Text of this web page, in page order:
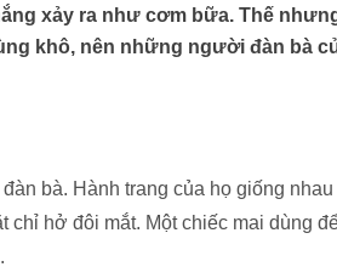
xảy ra như cơm bữa. Thế
khô, nên những người đàn bà
bà. Hành trang của họ giống
chỉ hở đôi mắt. Một chiếc mai dùng